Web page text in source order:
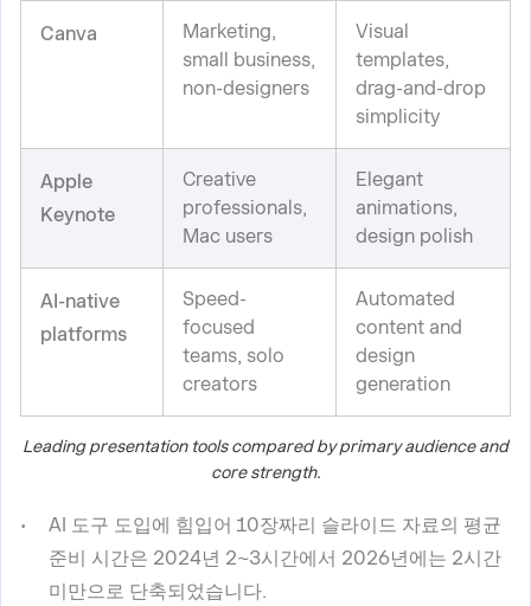
Canva
Marketing,
small business,
non-designers
Visual
templates,
drag-and-drop
simplicity
Apple
Keynote
Creative
professionals,
Mac users
Elegant
animations,
design polish
AI-native
platforms
Speed-
focused
teams, solo
creators
Automated
content and
design
generation
Leading presentation tools compared by primary audience and
core strength.
AI 도구 도입에 힘입어 10장짜리 슬라이드 자료의 평균
준비 시간은 2024년 2~3시간에서 2026년에는 2시간
미만으로 단축되었습니다.